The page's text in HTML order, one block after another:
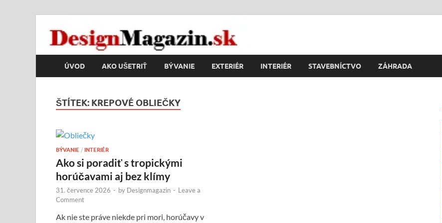
DesignMagazin.sk
Magazín o modernom bývaní
ÚVOD AKO UŠETRIŤ BÝVANIE EXTERIÉR INTERIÉR STAVEBNÍCTVO ZÁHRADA
ŠTÍTEK: KREPOVÉ OBLIEČKY
BÝVANIE / INTERIÉR
Ako si poradiť s tropickými
horúčavami aj bez klímy
31. července 2026 - by Designmagazin - Leave a
Comment
Ak nie ste práve niekde pri mori, horúčavy v